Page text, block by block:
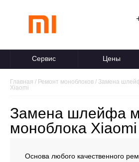
Сервис Цены
Главная / Ремонт моноблоков / Замена
Xiaomi
Замена шлейфа
моноблока Xiaomi
Основа любого качественного